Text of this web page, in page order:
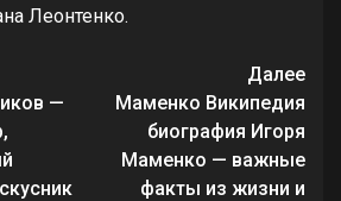
Леонтенко.
—
Далее
Маменко Википедия
биография Игоря
Маменко — важные
факты из жизни и